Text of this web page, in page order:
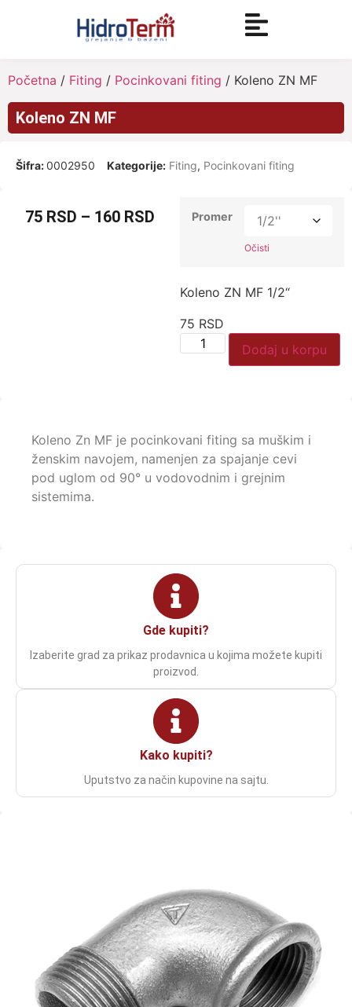
Početna / Fiting / Pocinkovani fiting / Koleno ZN MF
Koleno ZN MF
Šifra:0002950 Kategorije: Fiting, Pocinkovani fiting
75 RSD – 160 RSD Promer
Očisti
Koleno ZN MF 1/2“
75 RSD
Dodaj u korpu
Koleno Zn MF je pocinkovani fiting sa muškim i
ženskim navojem, namenjen za spajanje cevi
pod uglom od 90° u vodovodnim i grejnim
sistemima.
Gde kupiti?
Izaberite grad za prikaz prodavnica u kojima možete kupiti
proizvod.
Kako kupiti?
Uputstvo za način kupovine na sajtu.